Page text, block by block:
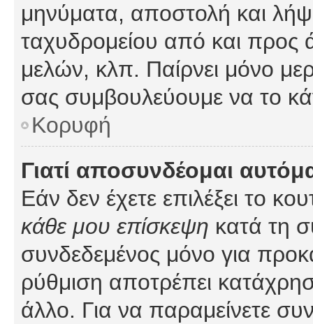
μηνύματα, αποστολή και
ταχυδρομείου από και προς
μελών, κλπ. Παίρνει μόνο
σας συμβουλεύουμε να το
Κορυφή
Γιατί αποσυνδέομαι
Εάν δεν έχετε επιλέξει το
κάθε μου επίσκεψη κατά τη
συνδεδεμένος μόνο για
ρύθμιση αποτρέπει
άλλο. Για να παραμείνετε